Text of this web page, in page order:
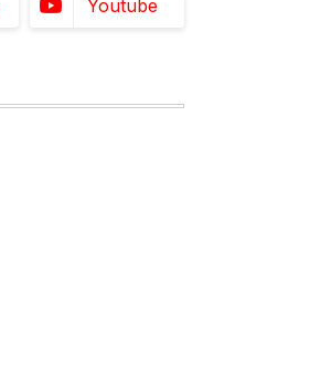
Youtube